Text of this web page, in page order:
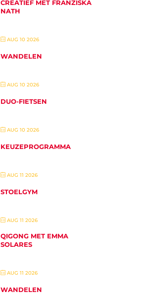
CREATIEF MET FRANZISKA
NATH
AUG 10 2026
WANDELEN
AUG 10 2026
DUO-FIETSEN
AUG 10 2026
KEUZEPROGRAMMA
AUG 11 2026
STOELGYM
AUG 11 2026
QIGONG MET EMMA
SOLARES
AUG 11 2026
WANDELEN